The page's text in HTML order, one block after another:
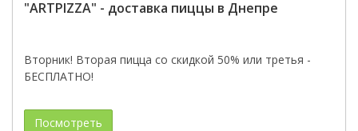
"ARTPIZZA" - доставка пиццы в Днепре
Вторник! Вторая пицца со скидкой 50% или третья -
БЕСПЛАТНО!
Посмотреть